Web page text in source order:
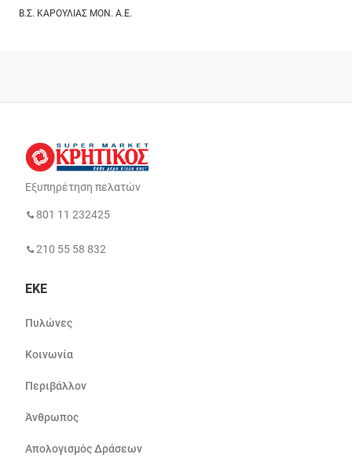
Β.Σ. ΚΑΡΟΥΛΙΑΣ ΜΟΝ. Α.Ε.
Εξυπηρέτηση πελατών
801 11 232425
210 55 58 832
ΕΚΕ
Πυλώνες
Κοινωνία
Περιβάλλον
Άνθρωπος
Απολογισμός Δράσεων